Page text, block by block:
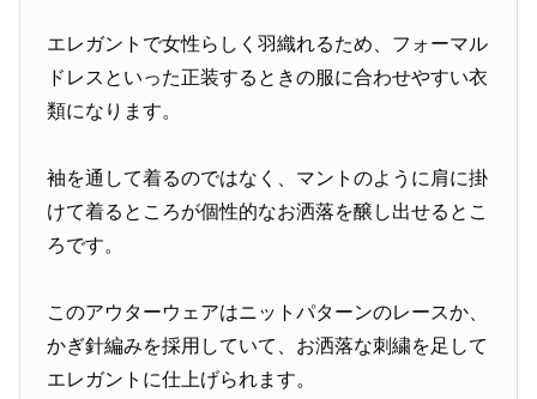
エレガントで女性らしく羽織れるため、フォーマル
ドレスといった正装するときの服に合わせやすい衣
類になります。
袖を通して着るのではなく、マントのように肩に掛
けて着るところが個性的なお洒落を醸し出せるとこ
ろです。
このアウターウェアはニットパターンのレースか、
かぎ針編みを採用していて、お洒落な刺繍を足して
エレガントに仕上げられます。